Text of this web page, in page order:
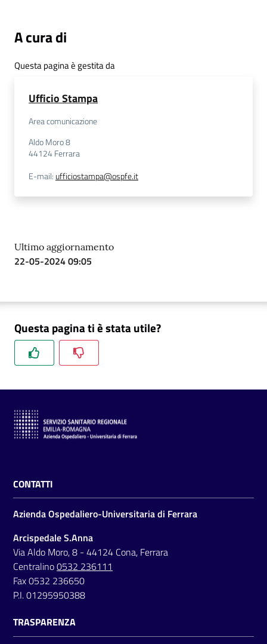
A cura di
Questa pagina è gestita da
Ufficio Stampa
Area comunicazione
Aldo Moro 8
44124Ferrara
E-mail: ufficiostampa@ospfe.it
Ultimo aggiornamento
22-05-2024 09:05
Questa pagina ti è stata utile?
CONTATTI
Azienda Ospedaliero-Universitaria di Ferrara
Arcispedale S.Anna
Via Aldo Moro, 8 - 44124 Cona, Ferrara
Centralino0532 236111
Fax 0532 236650
P.I. 01295950388
TRASPARENZA